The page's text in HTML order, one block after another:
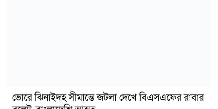
ভোরে ঝিনাইদহ সীমান্তে জটলা দেখে বিএসএফের রাবার